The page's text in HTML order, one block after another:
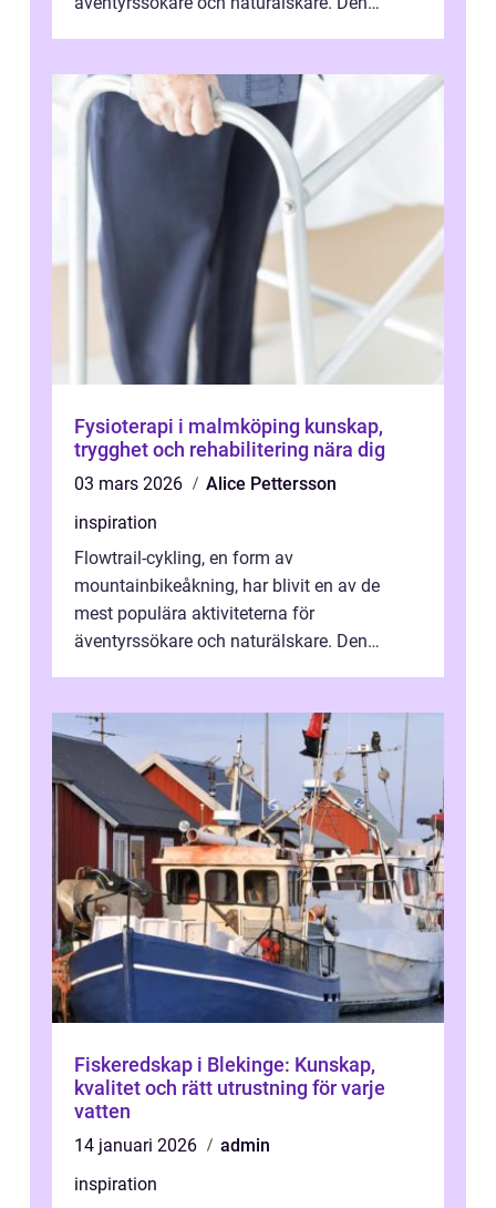
Fysioterapi i malmköping kunskap,
trygghet och rehabilitering nära dig
03 mars 2026
Alice Pettersson
inspiration
Flowtrail-cykling, en form av
mountainbikeåkning, har blivit en av de
mest populära aktiviteterna för
äventyrssökare och naturälskare. Den
Fiskeredskap i Blekinge: Kunskap,
kvalitet och rätt utrustning för varje
vatten
14 januari 2026
admin
inspiration